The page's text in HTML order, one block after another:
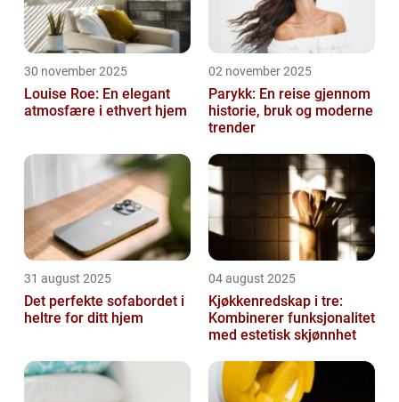
30 november 2025
Louise Roe: En elegant
atmosfære i ethvert hjem
02 november 2025
Parykk: En reise gjennom
historie, bruk og moderne
trender
31 august 2025
Det perfekte sofabordet i
heltre for ditt hjem
04 august 2025
Kjøkkenredskap i tre:
Kombinerer funksjonalitet
med estetisk skjønnhet